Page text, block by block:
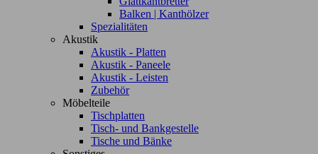
Balken | Kanthölzer
Spezialitäten
Akustik
Akustik - Platten
Akustik - Paneele
Akustik - Leisten
Zubehör
Möbelteile
Tischplatten
Tisch- und Bankgestelle
Tische und Bänke